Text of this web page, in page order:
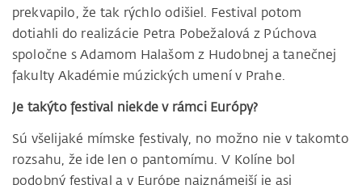
prekvapilo, že tak rýchlo odišiel. Festival potom
dotiahli do realizácie Petra Pobežalová z Púchova
spoločne s Adamom Halašom z Hudobnej a tanečnej
fakulty Akadémie múzických umení v Prahe.
Je takýto festival niekde v rámci Európy?
Sú všelijaké mímske festivaly, no možno nie v takomto
rozsahu, že ide len o pantomímu. V Kolíne bol
podobný festival a v Európe najznámejší je asi